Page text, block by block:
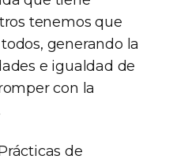
tenemos que
generando la
e igualdad de
con la
de